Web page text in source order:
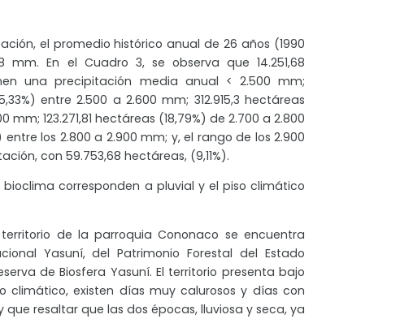
el promedio histórico anual de 26 años (1990
mm. En el Cuadro 3, se observa que 14.251,68
una precipitación media anual < 2.500 mm;
entre 2.500 a 2.600 mm; 312.915,3 hectáreas
mm; 123.271,81 hectáreas (18,79%) de 2.700 a 2.800
entre los 2.800 a 2.900 mm; y, el rango de los 2.900
con 59.753,68 hectáreas, (9,11%).
corresponden a pluvial y el piso climático
territorio de la parroquia Cononaco se encuentra
Yasuní, del Patrimonio Forestal del Estado
de Biosfera Yasuní. El territorio presenta bajo
climático, existen días muy calurosos y días con
que resaltar que las dos épocas, lluviosa y seca, ya